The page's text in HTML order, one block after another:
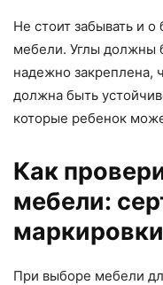
Не стоит забывать и о
мебели. Углы должны
надежно закреплена,
должна быть
которые ребенок
Как
мебели:
маркировки
При выборе мебели